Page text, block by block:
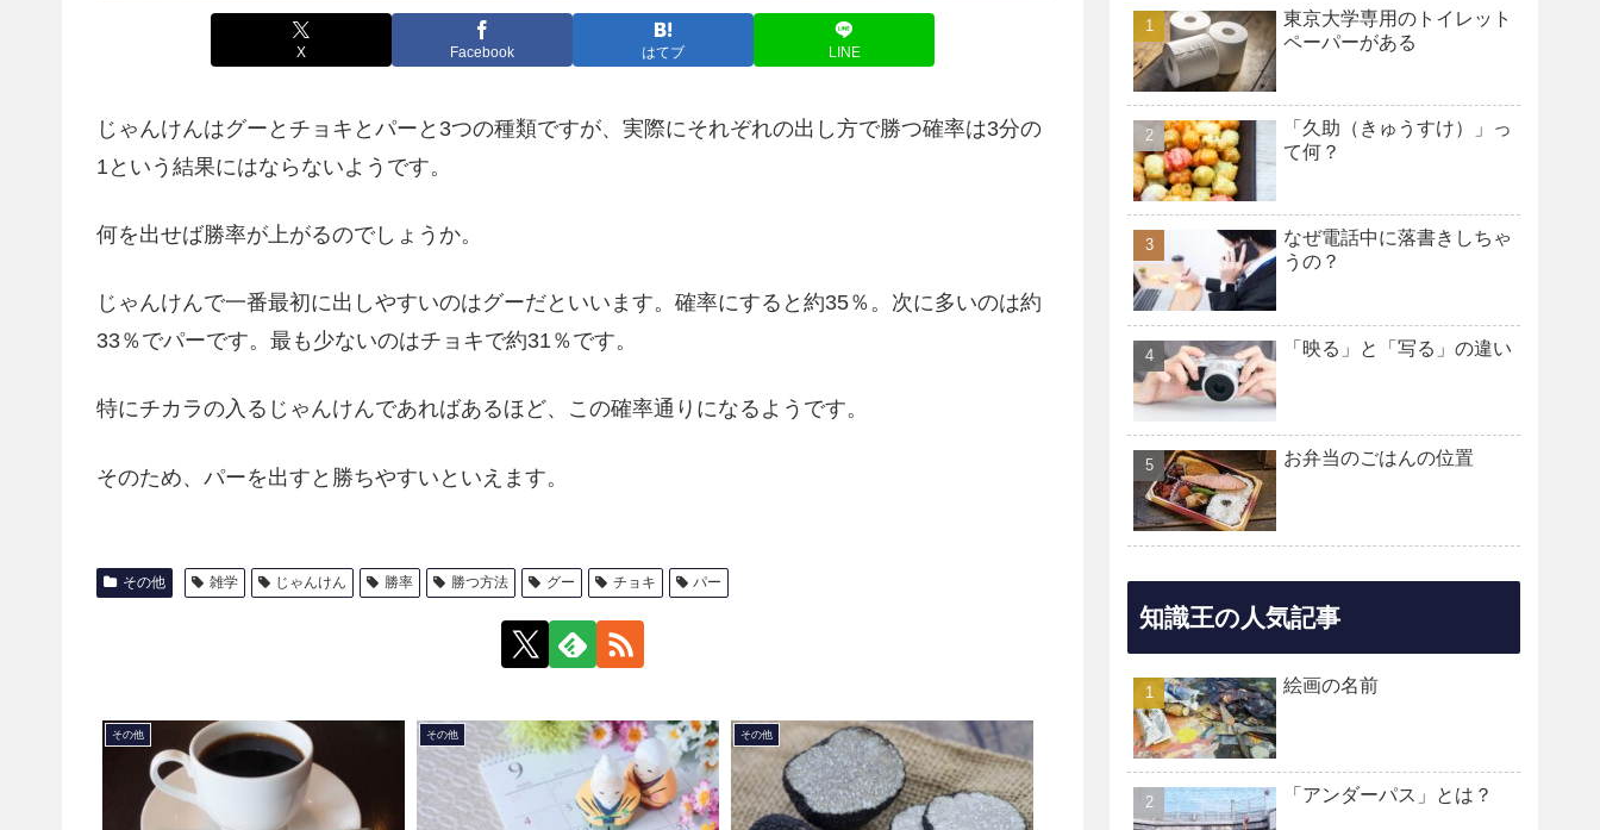
X Facebook はてブ LINE
じゃんけんはグーとチョキとパーと3つの種類ですが、実際にそれぞれの出し方で勝つ確率は3分の
1という結果にはならないようです。
何を出せば勝率が上がるのでしょうか。
じゃんけんで一番最初に出しやすいのはグーだといいます。確率にすると約35％。次に多いのは約
33％でパーです。最も少ないのはチョキで約31％です。
特にチカラの入るじゃんけんであればあるほど、この確率通りになるようです。
そのため、パーを出すと勝ちやすいといえます。
その他 雑学 じゃんけん 勝率 勝つ方法 グー チョキ パー
その他 その他 その他
東京大学専用のトイレット
ペーパーがある
「久助（きゅうすけ）」っ
て何？
なぜ電話中に落書きしちゃ
うの？
「映る」と「写る」の違い
お弁当のごはんの位置
知識王の人気記事
絵画の名前
「アンダーパス」とは？